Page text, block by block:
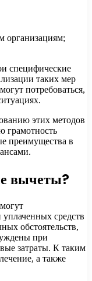
организациям;
специфические
таких мер
потребоваться,
этих методов
грамотность
преимущества в
вычеты?
уплаченных средств
обстоятельств,
при
затраты. К таким
а также